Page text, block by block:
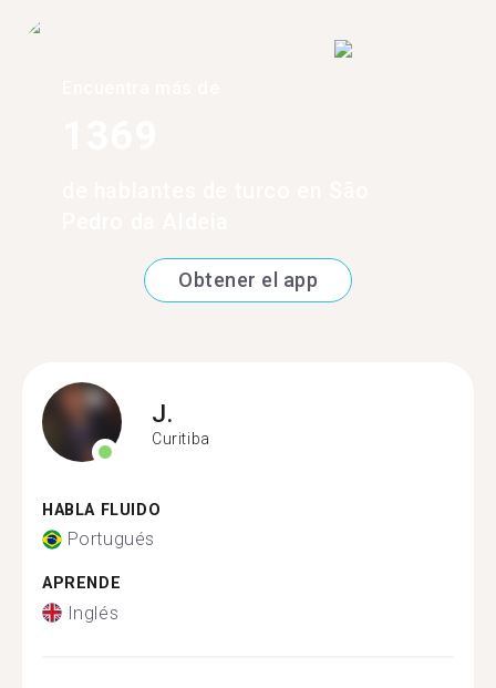
Obtener el app
J.
Curitiba
HABLA FLUIDO
Portugués
APRENDE
Inglés